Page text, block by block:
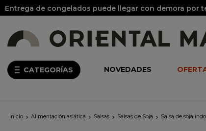
Entrega de congelados puede llegar con demora por
CATEGORÍAS NOVEDADES
Inicio  Alimentación asiática  Salsas  Salsas de Soja  Salsa de soja